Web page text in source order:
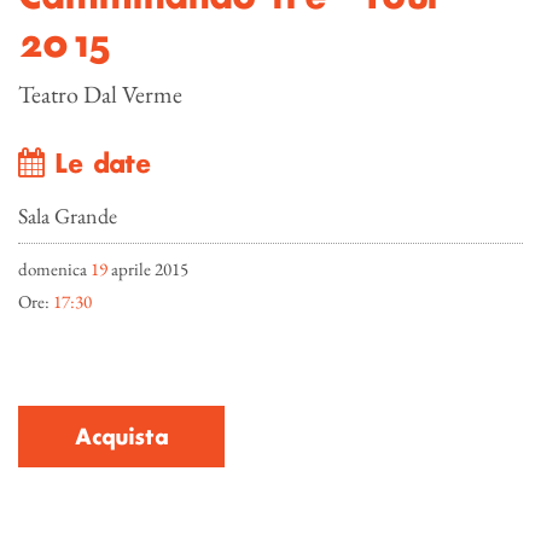
2015
Teatro Dal Verme
Le date
Sala Grande
domenica 19aprile 2015
Ore: 17:30
Acquista